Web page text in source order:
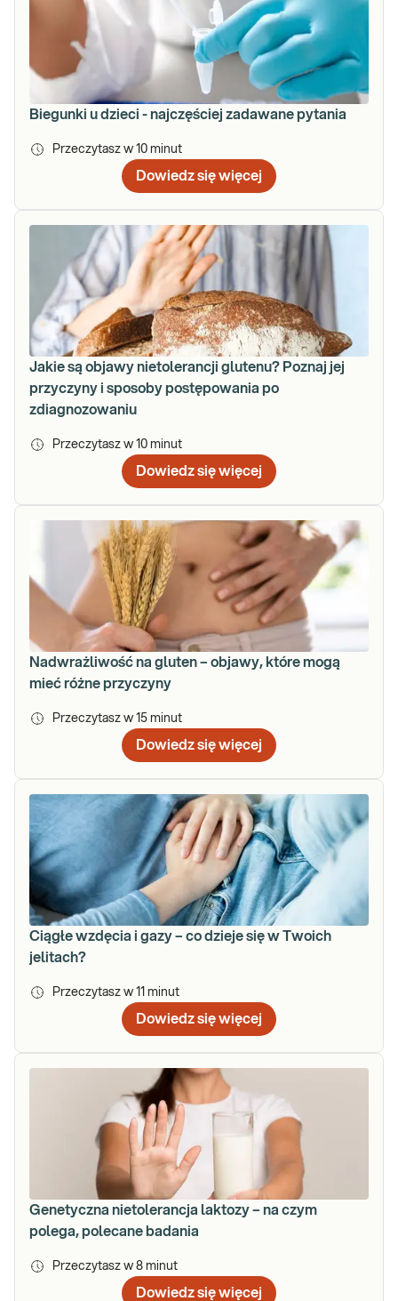
Biegunki u dzieci - najczęściej zadawane pytania
Przeczytasz w 10 minut
Dowiedz się więcej
Jakie są objawy nietolerancji glutenu? Poznaj jej
przyczyny i sposoby postępowania po
zdiagnozowaniu
Przeczytasz w 10 minut
Dowiedz się więcej
Nadwrażliwość na gluten – objawy, które mogą
mieć różne przyczyny
Przeczytasz w 15 minut
Dowiedz się więcej
Ciągłe wzdęcia i gazy – co dzieje się w Twoich
jelitach?
Przeczytasz w 11 minut
Dowiedz się więcej
Genetyczna nietolerancja laktozy – na czym
polega, polecane badania
Przeczytasz w 8 minut
Dowiedz się więcej